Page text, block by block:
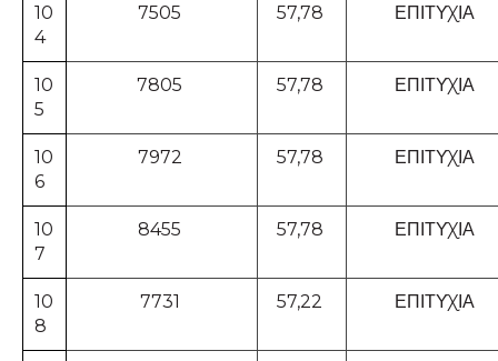
10
4
7505 57,78 ΕΠΙΤΥΧΙΑ
10
5
7805 57,78 ΕΠΙΤΥΧΙΑ
10
6
7972 57,78 ΕΠΙΤΥΧΙΑ
10
7
8455 57,78 ΕΠΙΤΥΧΙΑ
10
8
7731 57,22 ΕΠΙΤΥΧΙΑ